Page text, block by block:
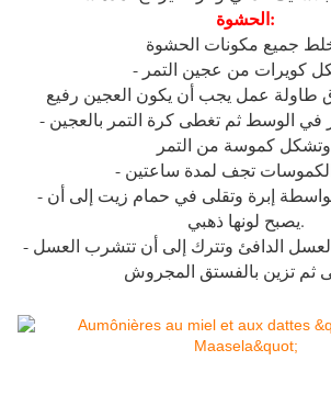
الحشوة:
- توضع عجينة التمر في الوسط ثم تغطى كرة التمر بالعجين
- تتقب الكموسات بواسطة إبرة وتقلى في حمام زيت إلى أن
يصبح لونها ذهبي.